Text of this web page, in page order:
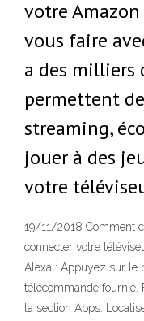
votre
vous faire
a des milliers
permettent
streaming,
jouer à des
votre
19/11/2018 Comment
connecter votre
Alexa : Appuyez sur le
télécommande fournie.
la section Apps.